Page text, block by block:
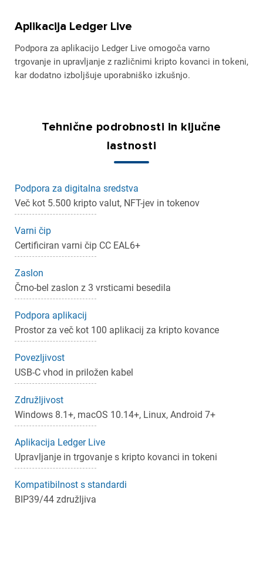
Aplikacija Ledger Live
Podpora za aplikacijo Ledger Live omogoča varno
trgovanje in upravljanje z različnimi kripto kovanci in tokeni,
kar dodatno izboljšuje uporabniško izkušnjo.
Tehnične podrobnosti in ključne
lastnosti
Podpora za digitalna sredstva
Več kot 5.500 kripto valut, NFT-jev in tokenov
Varni čip
Certificiran varni čip CC EAL6+
Zaslon
Črno-bel zaslon z 3 vrsticami besedila
Podpora aplikacij
Prostor za več kot 100 aplikacij za kripto kovance
Povezljivost
USB-C vhod in priložen kabel
Združljivost
Windows 8.1+, macOS 10.14+, Linux, Android 7+
Aplikacija Ledger Live
Upravljanje in trgovanje s kripto kovanci in tokeni
Kompatibilnost s standardi
BIP39/44 združljiva
Za dodajanje na seznam želja morate biti prijavljeni.
Prekliči